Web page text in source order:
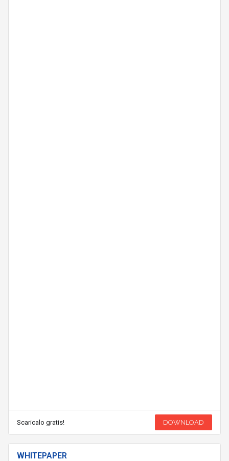
Scaricalo gratis! DOWNLOAD
WHITEPAPER